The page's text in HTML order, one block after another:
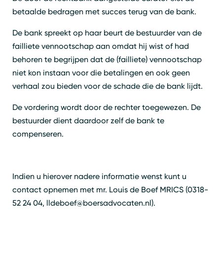
betaalde bedragen met succes terug van de bank.
De bank spreekt op haar beurt de bestuurder van de
failliete vennootschap aan omdat hij wist of had
behoren te begrijpen dat de (failliete) vennootschap
niet kon instaan voor die betalingen en ook geen
verhaal zou bieden voor de schade die de bank lijdt.
De vordering wordt door de rechter toegewezen. De
bestuurder dient daardoor zelf de bank te
compenseren.
Indien u hierover nadere informatie wenst kunt u
contact opnemen met mr. Louis de Boef MRICS (0318-
52 24 04, lldeboef@boersadvocaten.nl).
Zoeken Sluiten